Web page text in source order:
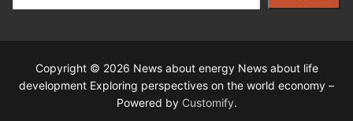
Copyright © 2026 News about energy News about life
development Exploring perspectives on the world economy –
Powered by Customify.